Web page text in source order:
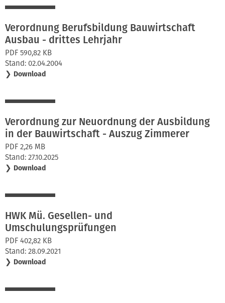
Verordnung Berufsbildung Bauwirtschaft
Ausbau - drittes Lehrjahr
PDF 590,82 KB
Stand: 02.04.2004
❯ Download
Verordnung zur Neuordnung der Ausbildung
in der Bauwirtschaft - Auszug Zimmerer
PDF 2,26 MB
Stand: 27.10.2025
❯ Download
HWK Mü. Gesellen- und
Umschulungsprüfungen
PDF 402,82 KB
Stand: 28.09.2021
❯ Download